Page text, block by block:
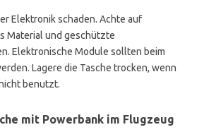
Elektronik schaden. Achte auf
Material und geschützte
Elektronische Module sollten beim
Lagere die Tasche trocken, wenn
benutzt.
mit Powerbank im Flugzeug